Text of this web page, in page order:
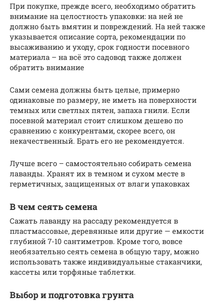
При покупке, прежде всего, необходимо обратить
внимание на целостность упаковки: на ней не
должно быть вмятин и повреждений. На ней также
указывается описание сорта, рекомендации по
высаживанию и уходу, срок годности посевного
материала – на всё это садовод также должен
обратить внимание
Сами семена должны быть целые, примерно
одинаковые по размеру, не иметь на поверхности
темных или светлых пятен, запаха гнили. Если
посевной материал стоит слишком дешево по
сравнению с конкурентами, скорее всего, он
некачественный. Брать его не рекомендуется.
Лучше всего – самостоятельно собирать семена
лаванды. Хранят их в темном и сухом месте в
герметичных, защищенных от влаги упаковках
В чем сеять семена
Сажать лаванду на рассаду рекомендуется в
пластмассовые, деревянные или другие — емкости
глубиной 7-10 сантиметров. Кроме того, вовсе
необязательно сеять семена в общую тару, можно
использовать также индивидуальные стаканчики,
кассеты или торфяные таблетки.
Выбор и подготовка грунта